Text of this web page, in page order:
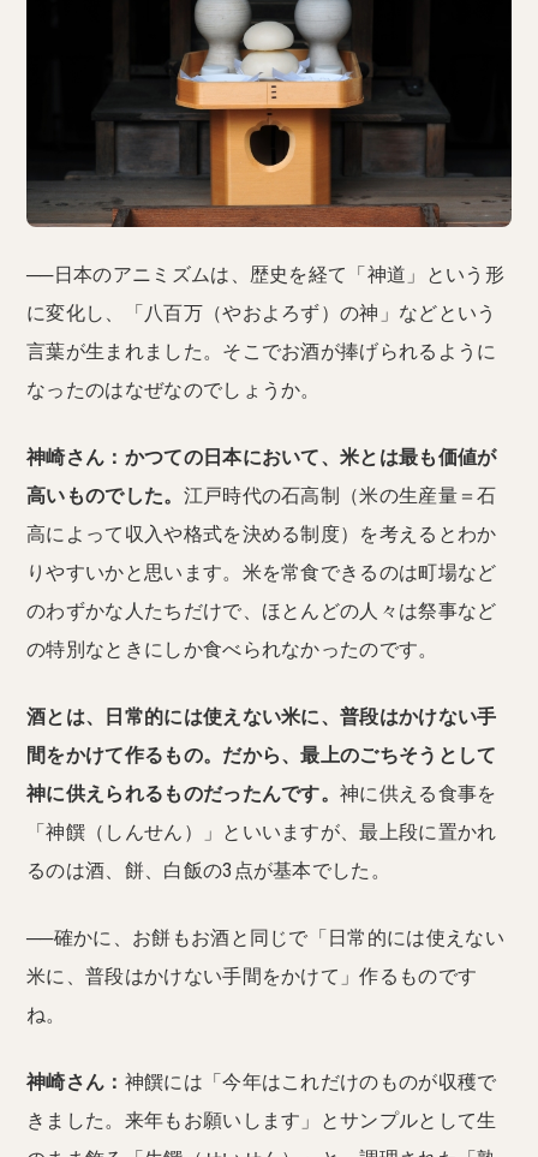
──日本のアニミズムは、歴史を経て「神道」という形
に変化し、「八百万（やおよろず）の神」などという
言葉が生まれました。そこでお酒が捧げられるように
なったのはなぜなのでしょうか。
神崎さん：かつての日本において、米とは最も価値が
高いものでした。 江戸時代の石高制（米の生産量＝石
高によって収入や格式を決める制度）を考えるとわか
りやすいかと思います。米を常食できるのは町場など
のわずかな人たちだけで、ほとんどの人々は祭事など
の特別なときにしか食べられなかったのです。
酒とは、日常的には使えない米に、普段はかけない手
間をかけて作るもの。だから、最上のごちそうとして
神に供えられるものだったんです。神に供える食事を
「神饌（しんせん）」といいますが、最上段に置かれ
るのは酒、餅、白飯の3点が基本でした。
──確かに、お餅もお酒と同じで「日常的には使えない
米に、普段はかけない手間をかけて」作るものです
ね。
神崎さん： 神饌には「今年はこれだけのものが収穫で
きました。来年もお願いします」とサンプルとして生